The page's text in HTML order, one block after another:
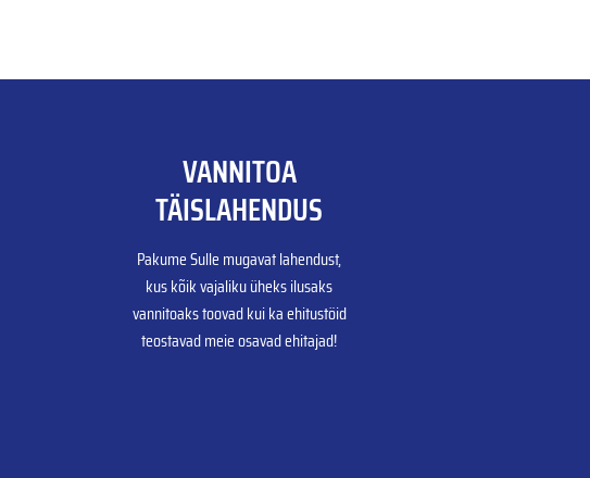
VANNITOA
TÄISLAHENDUS
Pakume Sulle mugavat lahendust,
kus kõik vajaliku üheks ilusaks
vannitoaks toovad kui ka ehitustöid
teostavad meie osavad ehitajad!